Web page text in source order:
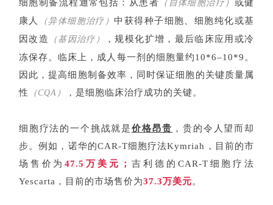
细胞制备流程通常包括：从患者 （自体细胞治疗） 或健
康人
（异体细胞治疗）中获得种子细胞、细胞纯化或基
因改造
（基因治疗）
，规模化扩增，最后临床应用或冷
冻保存。临床上，成人每一剂的细胞量约10*6–10*9。
因此，提高细胞制备效率，同时保证细胞的关键质量属
性
（CQA） ，是细胞临床治疗成功的关键。
细胞疗法的一个挑战就是价格昂贵 ，贵的令人望而却
步。例如，诺华的CAR-T细胞疗法Kymriah，目前的市
场售价为47.5万美元； 吉利德的 CAR-T细胞疗法
Yescarta，
目前的市场售价为37.3万美元。